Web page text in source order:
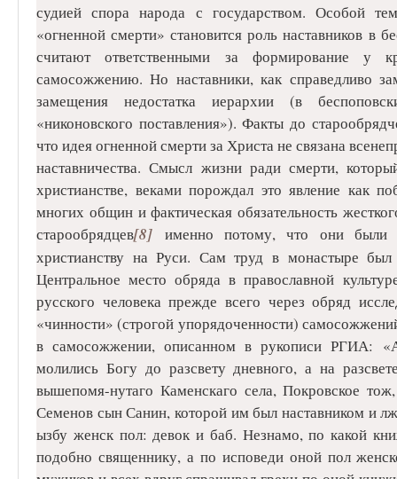
судией спора народа с государством. Особой
«огненной смерти» становится роль наставников в
считают ответственными за формирование у
самосожжению. Но наставники, как справедливо
замещения недостатка иерархии (в
«никоновского поставления»). Факты до
что идея огненной смерти за Христа не связана
наставничества. Смысл жизни ради смерти,
христианстве, веками порождал это явление как
многих общин и фактическая обязательность
старообрядцев[8] именно потому, что они были
христианству на Руси. Сам труд в монастыре
Центральное место обряда в православной
русского человека прежде всего через обряд
«чинности» (строгой упорядоченности)
в самосожжении, описанном в рукописи РГИА:
молились Богу до разсвету дневного, а на
вышепомя-нутаго Каменскаго села, Покровское
Семенов сын Санин, которой им был наставником и
ызбу женск пол: девок и баб. Незнамо, по какой
подобно священнику, а по исповеди оной пол